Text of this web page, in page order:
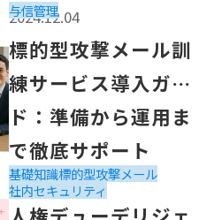
2024.12.04
与信管理
ス導入ガイド：準備から
2025.12.17
標的型攻撃メール訓
練サービス導入ガイ
ド：準備から運用ま
で徹底サポート
基礎知識標的型攻撃メール
社内セキュリティ
権DD）とは？海外取引に